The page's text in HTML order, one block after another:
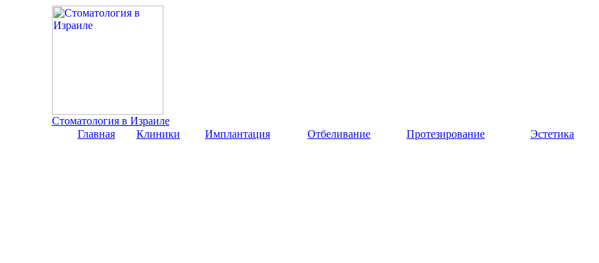
Стоматология в Израиле
Главная
Клиники Имплантация Отбеливание Протезирование Эстетика